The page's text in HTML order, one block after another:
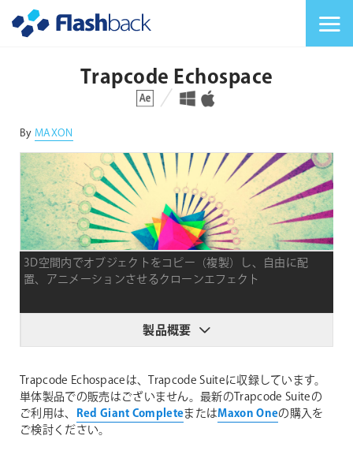
Trapcode Echospace
対応プラットフォーム 対応OS
By MAXON
3D空間内でオブジェクトをコピー（複製）し、自由に配
置、アニメーションさせるクローンエフェクト
製品概要
Trapcode Echospaceは、Trapcode Suiteに収録しています。
単体製品での販売はございません。最新のTrapcode Suiteの
ご利用は、 Red Giant CompleteまたはMaxon Oneの購入を
ご検討ください。